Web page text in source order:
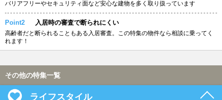
バリアフリーやセキュリティ面など安心な建物を多く取り扱っています
Point2 入居時の審査で断られにくい
高齢者だと断られることもある入居審査。この特集の物件なら相談に乗ってく
れます！
その他の特集一覧
ライフスタイル